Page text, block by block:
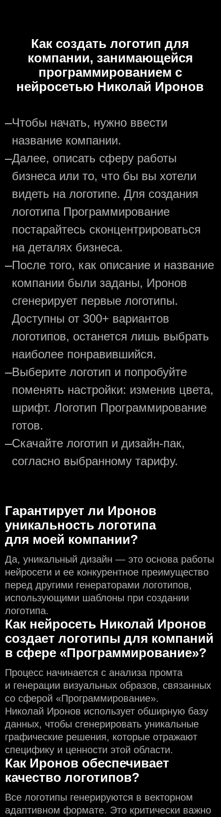
Как создать логотип для
компании, занимающейся
программированием с
нейросетью Николай Иронов
—Чтобы начать, нужно ввести
название компании.
—Далее, описать сферу работы
бизнеса или то, что бы вы хотели
видеть на логотипе. Для создания
логотипа Программирование
постарайтесь сконцентрироваться
на деталях бизнеса.
—После того, как описание и название
компании были заданы, Иронов
сгенерирует первые логотипы.
Доступны от 300+ вариантов
логотипов, останется лишь выбрать
наиболее понравившийся.
—Выберите логотип и попробуйте
поменять настройки: изменив цвета,
шрифт. Логотип Программирование
готов.
—Скачайте логотип и дизайн-пак,
согласно выбранному тарифу.
Гарантирует ли Иронов
уникальность логотипа
для моей компании?
Да, уникальный дизайн — это основа работы
нейросети и еe конкурентное преимущество
перед другими генераторами логотипов,
использующими шаблоны при создании
логотипа.
Как нейросеть Николай Иронов
создаeт логотипы для компаний
в сфере «Программирование»?
Процесс начинается с анализа промта
и генерации визуальных образов, связанных
со сферой «Программирование».
Николай Иронов использует обширную базу
данных, чтобы сгенерировать уникальные
графические решения, которые отражают
специфику и ценности этой области.
Как Иронов обеспечивает
качество логотипов?
Все логотипы генерируются в векторном
адаптивном формате. Это критически важно